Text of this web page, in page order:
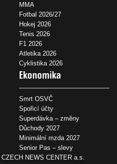
MMA
Fotbal 2026/27
Hokej 2026
Tenis 2026
F1 2026
Atletika 2026
Cyklistika 2026
Ekonomika
Smrt OSVČ
Spořicí účty
Superdávka – změny
Důchody 2027
Minimální mzda 2027
Senior Pas – slevy
CZECH NEWS CENTER a.s.